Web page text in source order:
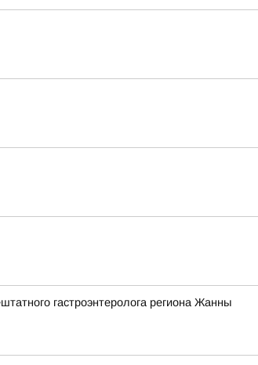
гастроэнтеролога региона Жанны